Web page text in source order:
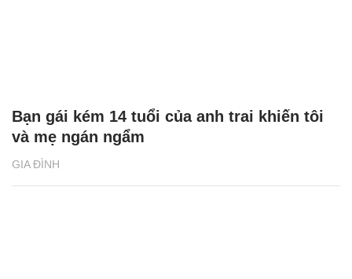
GIA ĐÌNH
Bạn gái kém 14 tuổi của anh trai khiến tôi
và mẹ ngán ngẩm